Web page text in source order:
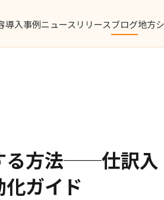
導入事例ニュースリリースブログ地方
る方法──仕訳入
ガイド